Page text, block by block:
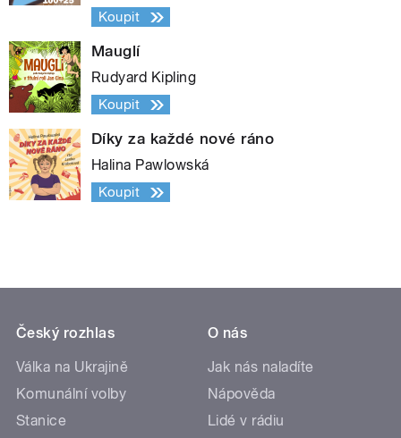
Koupit
Mauglí
Rudyard Kipling
Koupit
Díky za každé nové ráno
Halina Pawlowská
Koupit
Český rozhlas
Válka na Ukrajině
Komunální volby
Stanice
O nás
Jak nás naladíte
Nápověda
Lidé v rádiu